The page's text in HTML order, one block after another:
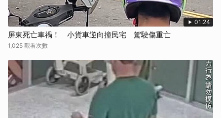
01:24
屏東死亡車禍！ 小貨車逆向撞民宅 駕駛傷重亡
1,025 觀看次數